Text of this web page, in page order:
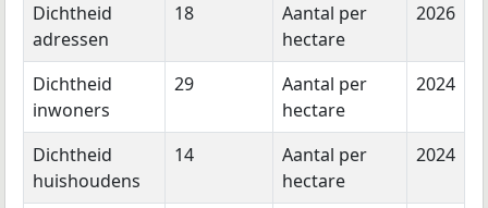
Dichtheid
adressen
18
Aantal per
hectare
2026
Dichtheid
inwoners
29
Aantal per
hectare
2024
Dichtheid
huishoudens
14
Aantal per
hectare
2024